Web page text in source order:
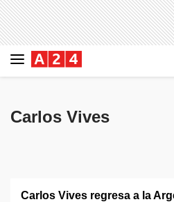
Carlos Vives
Carlos Vives regresa a la